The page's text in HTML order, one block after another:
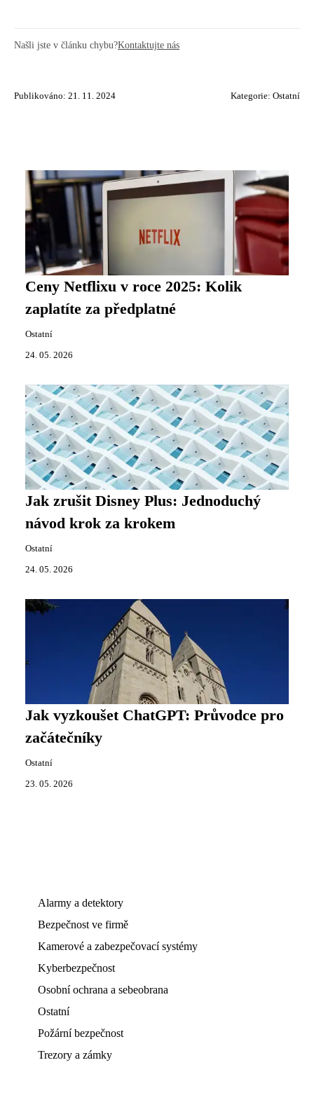
Našli jste v článku chybu?Kontaktujte nás
Publikováno: 21. 11. 2024 Kategorie: Ostatní
Ceny Netflixu v roce 2025: Kolik
zaplatíte za předplatné
Ostatní
24. 05. 2026
Jak zrušit Disney Plus: Jednoduchý
návod krok za krokem
Ostatní
24. 05. 2026
Jak vyzkoušet ChatGPT: Průvodce pro
začátečníky
Ostatní
23. 05. 2026
Alarmy a detektory
Bezpečnost ve firmě
Kamerové a zabezpečovací systémy
Kyberbezpečnost
Osobní ochrana a sebeobrana
Ostatní
Požární bezpečnost
Trezory a zámky